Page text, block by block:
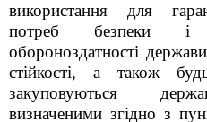
використання для
потреб безпеки і
обороноздатності
стійкості, а також
закуповуються
визначеними згідно з